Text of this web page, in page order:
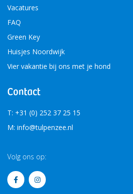
Vacatures
FAQ
Green Key
Huisjes Noordwijk
Vier vakantie bij ons met je hond
Contact
T: +31 (0) 252 37 25 15
M: info@tulpenzee.nl
Volg ons op: